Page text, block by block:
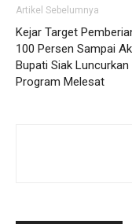
Artikel Sebelumnya
Kejar Target
100 Persen Sampai
Bupati Siak Luncurkan
Program Melesat